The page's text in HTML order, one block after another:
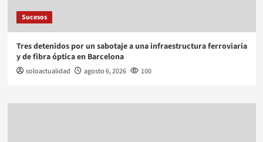
Sucesos
Tres detenidos por un sabotaje a una infraestructura ferroviaria
y de fibra óptica en Barcelona
soloactualidad agosto 6, 2026 100